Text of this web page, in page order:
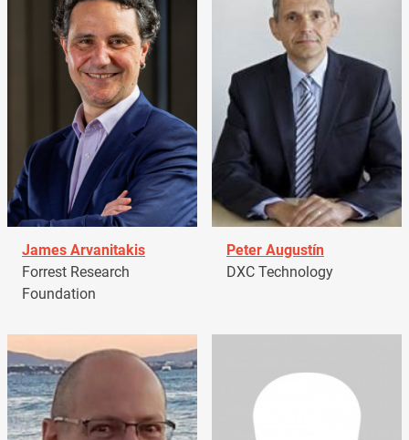
James Arvanitakis
Forrest Research
Foundation
Peter Augustín
DXC Technology